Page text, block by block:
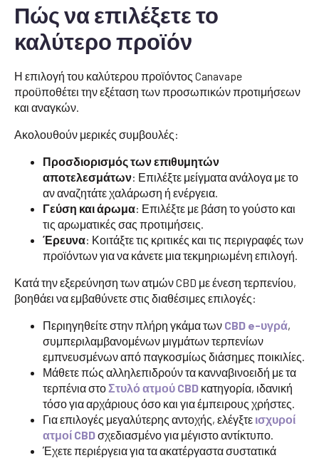
Πώς να επιλέξετε το
καλύτερο προϊόν
Η επιλογή του καλύτερου προϊόντος Canavape
προϋποθέτει την εξέταση των προσωπικών προτιμήσεων
και αναγκών.
Ακολουθούν μερικές συμβουλές:
Προσδιορισμός των επιθυμητών
αποτελεσμάτων: Επιλέξτε μείγματα ανάλογα με το
αν αναζητάτε χαλάρωση ή ενέργεια.
Γεύση και άρωμα: Επιλέξτε με βάση το γούστο και
τις αρωματικές σας προτιμήσεις.
Έρευνα: Κοιτάξτε τις κριτικές και τις περιγραφές των
προϊόντων για να κάνετε μια τεκμηριωμένη επιλογή.
Κατά την εξερεύνηση των ατμών CBD με ένεση τερπενίου,
βοηθάει να εμβαθύνετε στις διαθέσιμες επιλογές:
Περιηγηθείτε στην πλήρη γκάμα των CBD e-υγρά,
συμπεριλαμβανομένων μιγμάτων τερπενίων
εμπνευσμένων από παγκοσμίως διάσημες ποικιλίες.
Μάθετε πώς αλληλεπιδρούν τα κανναβινοειδή με τα
τερπένια στοΣτυλό ατμού CBD κατηγορία, ιδανική
τόσο για αρχάριους όσο και για έμπειρους χρήστες.
Για επιλογές μεγαλύτερης αντοχής, ελέγξτε ισχυροί
ατμοί CBDσχεδιασμένο για μέγιστο αντίκτυπο.
Έχετε περιέργεια για τα ακατέργαστα συστατικά